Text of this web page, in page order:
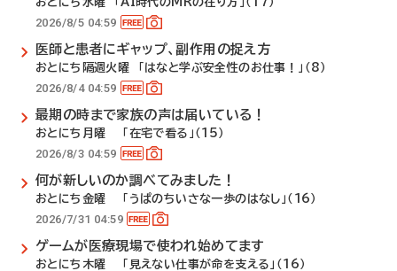
2026/8/5 04:59
医師と患者にギャップ、副作用の捉え方
おとにち隔週火曜 「はなと学ぶ安全性のお仕事！」（8）
2026/8/4 04:59
最期の時まで家族の声は届いている！
おとにち月曜 「在宅で看る」（15）
2026/8/3 04:59
何が新しいのか調べてみました！
おとにち金曜 「うぱのちいさな一歩のはなし」（16）
2026/7/31 04:59
ゲームが医療現場で使われ始めてます
おとにち木曜 「見えない仕事が命を支える」（16）